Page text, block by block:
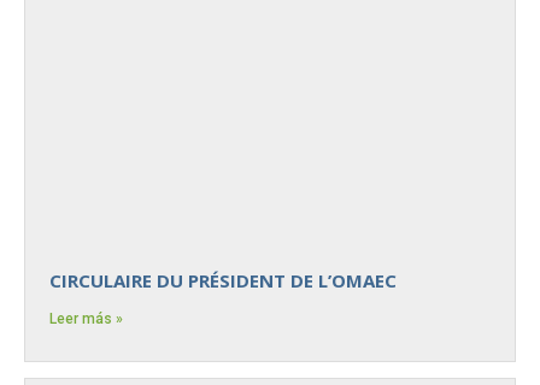
CIRCULAIRE DU PRÉSIDENT DE L’OMAEC
Leer más »